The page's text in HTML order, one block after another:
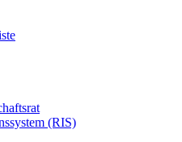
(RIS)